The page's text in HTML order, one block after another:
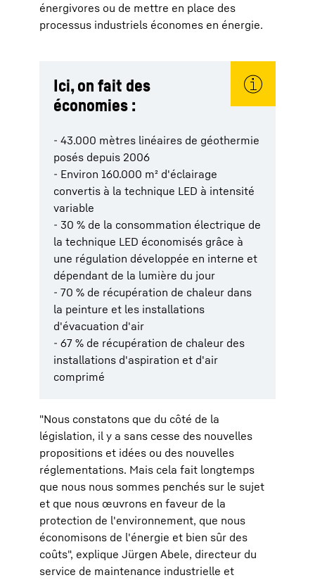
énergivores ou de mettre en place des
processus industriels économes en énergie.
Ici, on fait des
économies :
- 43.000 mètres linéaires de géothermie
posés depuis 2006
- Environ 160.000 m² d'éclairage
convertis à la technique LED à intensité
variable
- 30 % de la consommation électrique de
la technique LED économisés grâce à
une régulation développée en interne et
dépendant de la lumière du jour
- 70 % de récupération de chaleur dans
la peinture et les installations
d'évacuation d'air
- 67 % de récupération de chaleur des
installations d'aspiration et d'air
comprimé
"Nous constatons que du côté de la
législation, il y a sans cesse des nouvelles
propositions et idées ou des nouvelles
réglementations. Mais cela fait longtemps
que nous nous sommes penchés sur le sujet
et que nous œuvrons en faveur de la
protection de l'environnement, que nous
économisons de l'énergie et bien sûr des
coûts", explique Jürgen Abele, directeur du
service de maintenance industrielle et